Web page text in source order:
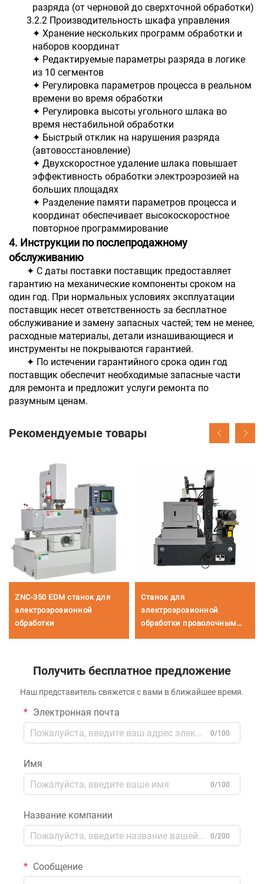
разряда (от черновой до сверхточной обработки)
3.2.2 Производительность шкафа управления
✦ Хранение нескольких программ обработки и
наборов координат
✦ Редактируемые параметры разряда в логике
из 10 сегментов
✦ Регулировка параметров процесса в реальном
времени во время обработки
✦ Регулировка высоты угольного шлака во
время нестабильной обработки
✦ Быстрый отклик на нарушения разряда
(автовосстановление)
✦ Двухскоростное удаление шлака повышает
эффективность обработки электроэрозией на
больших площадях
✦ Разделение памяти параметров процесса и
координат обеспечивает высокоскоростное
повторное программирование
4. Инструкции по послепродажному
обслуживанию
✦ С даты поставки поставщик предоставляет
гарантию на механические компоненты сроком на
один год. При нормальных условиях эксплуатации
поставщик несет ответственность за бесплатное
обслуживание и замену запасных частей; тем не менее,
расходные материалы, детали изнашивающиеся и
инструменты не покрываются гарантией.
✦ По истечении гарантийного срока один год
поставщик обеспечит необходимые запасные части
для ремонта и предложит услуги ремонта по
разумным ценам.
Рекомендуемые товары
ZNC-350 EDM станок для
электроэрозионной
обработки
Станок для
электроэрозионной
обработки проволочным
Получить бесплатное предложение
Наш представитель свяжется с вами в ближайшее время.
Электронная почта
0/100
Имя
0/100
Название компании
0/200
Сообщение